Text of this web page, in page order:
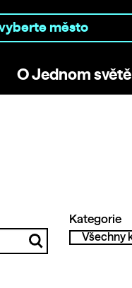
O Jednom světě
Kategorie